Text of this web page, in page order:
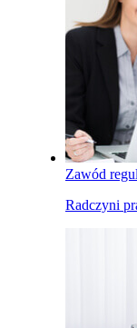
Zawód
Radczyni